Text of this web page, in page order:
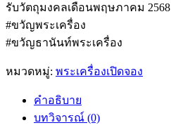
รับวัตถุมงคลเดือนพฤษภาคม 2568
#ขวัญพระเครื่อง
#ขวัญธานันท์พระเครื่อง
หมวดหมู่: พระเครื่องเปิดจอง
คำอธิบาย
บทวิจารณ์ (0)